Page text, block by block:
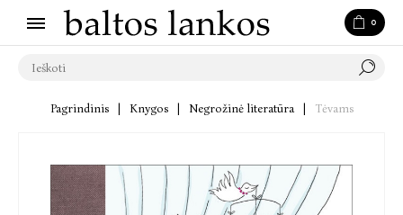
0
Pagrindinis Knygos Negrožinė literatūra Tėvams